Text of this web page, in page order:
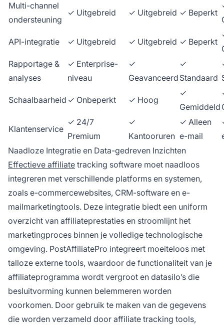
Multi-channel
ondersteuning
✓ Uitgebreid ✓ Uitgebreid ✓ Beperkt
API-integratie ✓ Uitgebreid ✓ Uitgebreid ✓ Beperkt
Rapportage &
analyses
✓ Enterprise-
niveau
✓
Geavanceerd
✓
Standaard
Schaalbaarheid ✓ Onbeperkt ✓ Hoog
✓
Gemiddeld
Klantenservice
✓ 24/7
Premium
✓
Kantooruren
✓ Alleen
e-mail
Naadloze Integratie en Data-gedreven Inzichten
Effectieve affiliate tracking software moet naadloos
integreren met verschillende platforms en systemen,
zoals e-commercewebsites, CRM-software en e-
mailmarketingtools. Deze integratie biedt een uniform
overzicht van affiliateprestaties en stroomlijnt het
marketingproces binnen je volledige technologische
omgeving. PostAffiliatePro integreert moeiteloos met
talloze externe tools, waardoor de functionaliteit van je
affiliateprogramma wordt vergroot en datasilo’s die
besluitvorming kunnen belemmeren worden
voorkomen. Door gebruik te maken van de gegevens
die worden verzameld door affiliate tracking tools,